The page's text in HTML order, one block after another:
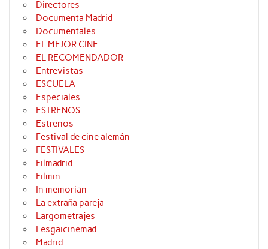
Directores
Documenta Madrid
Documentales
EL MEJOR CINE
EL RECOMENDADOR
Entrevistas
ESCUELA
Especiales
ESTRENOS
Estrenos
Festival de cine alemán
FESTIVALES
Filmadrid
Filmin
In memorian
La extraña pareja
Largometrajes
Lesgaicinemad
Madrid